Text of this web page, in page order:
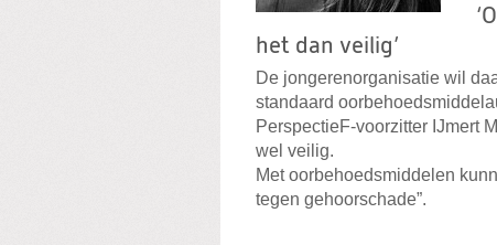
het dan veilig’
De jongerenorganisatie wil
standaard
PerspectieF-voorzitter IJmert
wel veilig.
Met oorbehoedsmiddelen
tegen gehoorschade”.